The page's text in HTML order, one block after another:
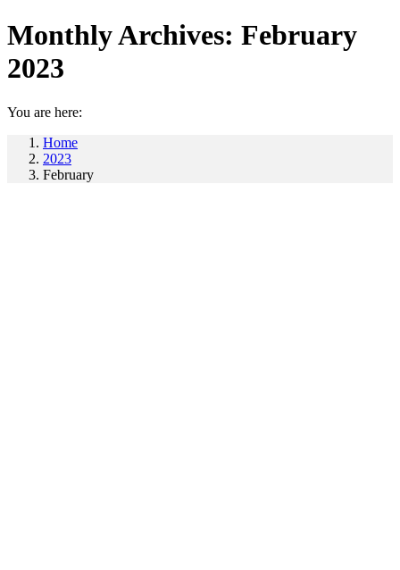
Monthly Archives: February
2023
You are here:
Home
2023
February